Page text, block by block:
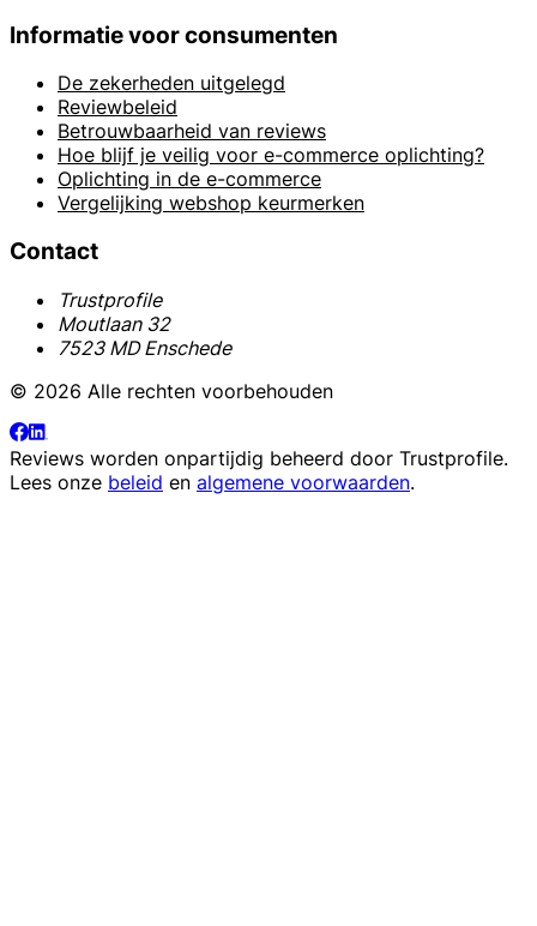
Informatie voor consumenten
De zekerheden uitgelegd
Reviewbeleid
Betrouwbaarheid van reviews
Hoe blijf je veilig voor e-commerce oplichting?
Oplichting in de e-commerce
Vergelijking webshop keurmerken
Contact
Trustprofile
Moutlaan 32
7523 MD Enschede
© 2026 Alle rechten voorbehouden
Reviews worden onpartijdig beheerd door Trustprofile.
Lees onze beleid en algemene voorwaarden.